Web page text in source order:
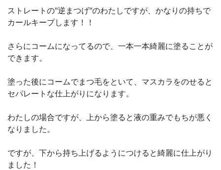
ストレートの"逆まつげ"のわたしですが、かなりの持ちで
カールキープします！！
さらにコームになってるので、一本一本綺麗に塗ることが
できます。
塗った後にコームでまつ毛をといて、マスカラをのせると
セパレートな仕上がりになります。
わたしの場合ですが、上から塗ると液の重みでもちが悪く
なりました。
ですが、下から持ち上げるようにつけると綺麗に仕上がり
ました！